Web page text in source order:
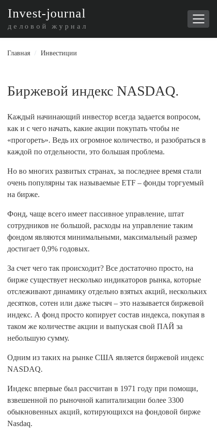
Invest-journal
деловой журнал
Главная / Инвестиции
Биржевой индекс NASDAQ.
Каждый начинающий инвестор всегда задается вопросом,
как и с чего начать, какие акции покупать чтобы не
«прогореть». Ведь их огромное количество, и разобраться в
каждой по отдельности, это большая проблема.
Но во многих развитых странах, за последнее время стали
очень популярны так называемые ETF – фонды торгуемый
на бирже.
Фонд, чаще всего имеет пассивное управление, штат
сотрудников не большой, расходы на управление таким
фондом являются минимальными, максимальный размер
достигает 0,9% годовых.
За счет чего так происходит? Все достаточно просто, на
бирже существует несколько индикаторов рынка, которые
отслеживают динамику отдельно взятых акций, нескольких
десятков, сотен или даже тысяч – это называется биржевой
индекс. А фонд просто копирует состав индекса, покупая в
таком же количестве акции и выпуская свой ПАЙ за
небольшую сумму.
Одним из таких на рынке США является биржевой индекс
NASDAQ.
Индекс впервые был рассчитан в 1971 году при помощи,
взвешенной по рыночной капитализации более 3300
обыкновенных акций, котирующихся на фондовой бирже
Nasdaq.